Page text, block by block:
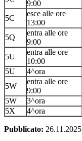
9:00
5C
esce alle ore
13:00
5Q
entra alle ore
9:00
5U
entra alle ore
10:00
5U
4^ora
5W
entra alle ore
9:00
5W
3^ora
5X
4^ora
Pubblicato: 26.11.2025